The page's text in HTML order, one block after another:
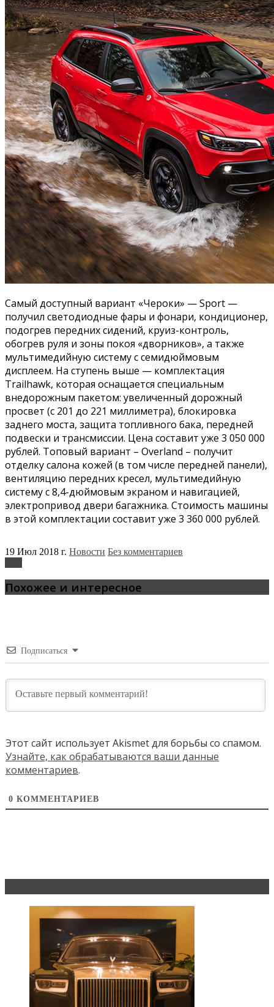
Самый доступный вариант «Чероки» — Sport —
получил светодиодные фары и фонари, кондиционер,
подогрев передних сидений, круиз-контроль,
обогрев руля и зоны покоя «дворников», а также
мультимедийную систему с семидюймовым
дисплеем. На ступень выше — комплектация
Trailhawk, которая оснащается специальным
внедорожным пакетом: увеличенный дорожный
просвет (с 201 до 221 миллиметра), блокировка
заднего моста, защита топливного бака, передней
подвески и трансмиссии. Цена составит уже 3 050 000
рублей. Топовый вариант – Overland – получит
отделку салона кожей (в том числе передней панели),
вентиляцию передних кресел, мультимедийную
систему с 8,4-дюймовым экраном и навигацией,
электропривод двери багажника. Стоимость машины
в этой комплектации составит уже 3 360 000 рублей.
19 Июл 2018 г. Новости Без комментариев
Похожее и интересное
Подписаться
Этот сайт использует Akismet для борьбы со спамом.
Узнайте, как обрабатываются ваши данные
комментариев.
0 КОММЕНТАРИЕВ